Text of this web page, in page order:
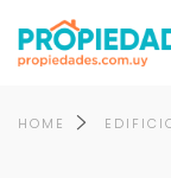
HOME